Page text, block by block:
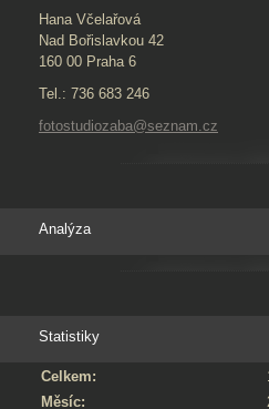
Hana Včelařová
Nad Bořislavkou 42
160 00 Praha 6
Tel.: 736 683 246
fotostudiozaba@seznam.cz
Analýza
Statistiky
Celkem:
Měsíc: